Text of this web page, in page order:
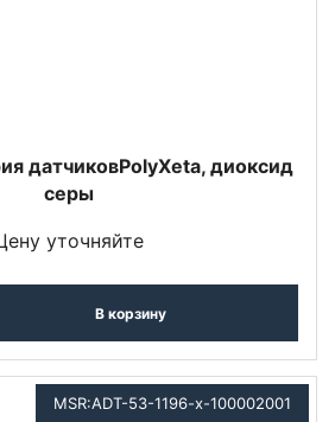
датчиковPolyXeta, диоксид
серы
уточняйте
В корзину
MSR:ADT-53-1196-x-100002001